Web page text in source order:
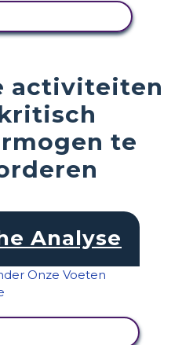
activiteiten
te
Analyse